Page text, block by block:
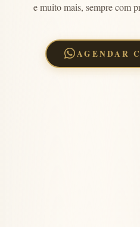
e muito mais, sempre com
AGENDAR